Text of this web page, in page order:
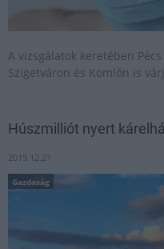
A vizsgálatok keretében
Szigetváron és Komlón is
Húszmilliót nyert
2019.12.21
Gazdaság